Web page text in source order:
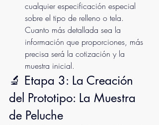
cualquier especificación especial
sobre el tipo de relleno o tela.
Cuanto más detallada sea la
información que proporciones, más
precisa será la cotización y la
muestra inicial.
🔬 Etapa 3: La Creación
del Prototipo: La Muestra
de Peluche